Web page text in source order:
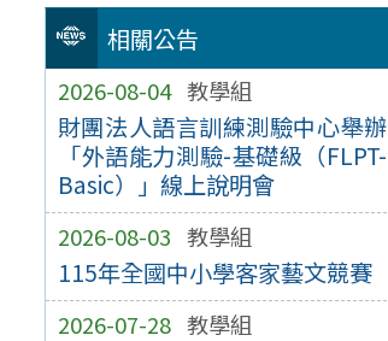
相關公告
2026-08-04 教學組
財團法人語言訓練測驗中心舉辦
「外語能力測驗-基礎級（FLPT-
Basic）」線上說明會
2026-08-03 教學組
115年全國中小學客家藝文競賽
2026-07-28 教學組